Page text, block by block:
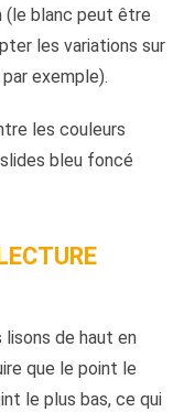
(le blanc peut être
les variations sur
exemple).
les couleurs
bleu foncé
lisons de haut en
que le point le
le plus bas, ce qui